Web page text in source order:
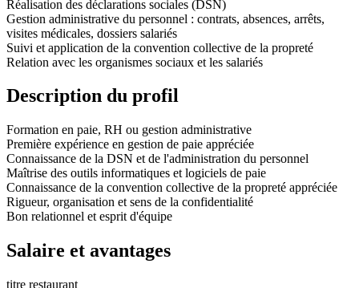
Réalisation des déclarations sociales (DSN)
Gestion administrative du personnel : contrats, absences, arrêts,
visites médicales, dossiers salariés
Suivi et application de la convention collective de la propreté
Relation avec les organismes sociaux et les salariés
Description du profil
Formation en paie, RH ou gestion administrative
Première expérience en gestion de paie appréciée
Connaissance de la DSN et de l'administration du personnel
Maîtrise des outils informatiques et logiciels de paie
Connaissance de la convention collective de la propreté appréciée
Rigueur, organisation et sens de la confidentialité
Bon relationnel et esprit d'équipe
Salaire et avantages
titre restaurant